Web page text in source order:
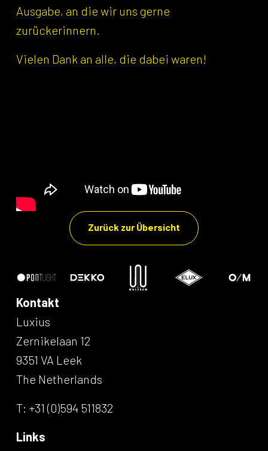
Ausgabe, an die wir uns gerne
zurückerinnern.
Vielen Dank an alle, die dabei waren!
Zurück zur Übersicht
Kontakt
Luxius
Zernikelaan 12
9351 VA Leek
The Netherlands
T: +31 (0)594 511832
Links